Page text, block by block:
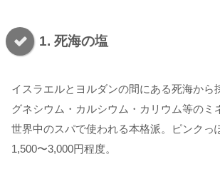
1. 死海の塩
イスラエルとヨルダンの間にある死海から
グネシウム・カルシウム・カリウム等のミ
世界中のスパで使われる本格派。ピンクっ
1,500〜3,000円程度。